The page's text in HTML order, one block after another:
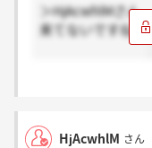
＞HjAcwhlMさん
来てないですね～
HjAcwhlM さん